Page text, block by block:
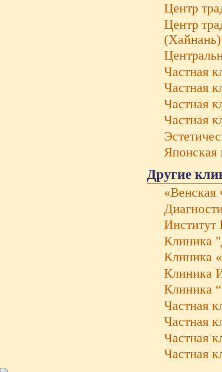
Центр
Центр
(Хайнань)
Частная
Частная
Частная
Частная
Японская
Другие
«Венская
Институт
Клиника
Клиника
Клиника
Клиника
Частная
Частная
Частная
Частная